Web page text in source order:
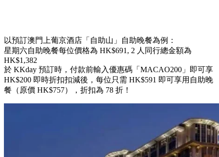
以預訂澳門上葡京酒店「自助山」自助晚餐為例：
星期六自助晚餐每位價格為 HK$691, 2 人同行總金額為
HK$1,382
於 KKday 預訂時，付款前輸入優惠碼「MACAO200」即可享
HK$200 即時折扣扣減後，每位只需 HK$591 即可享用自助晚
餐（原價 HK$757），折扣為 78 折！